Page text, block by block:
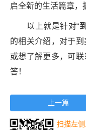
启全新的生活篇章，
以上就是针对“
的相关介绍，对于
或想了解更多，可
答！
上一篇
扫描左